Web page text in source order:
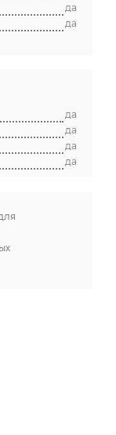
да
да
да
да
да
да